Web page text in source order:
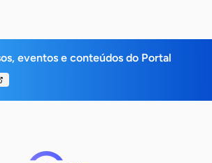
eventos e conteúdos do Portal